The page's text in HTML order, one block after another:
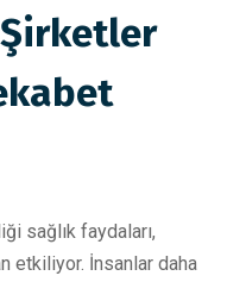
Şirketler
sağlık faydaları,
etkiliyor. İnsanlar daha